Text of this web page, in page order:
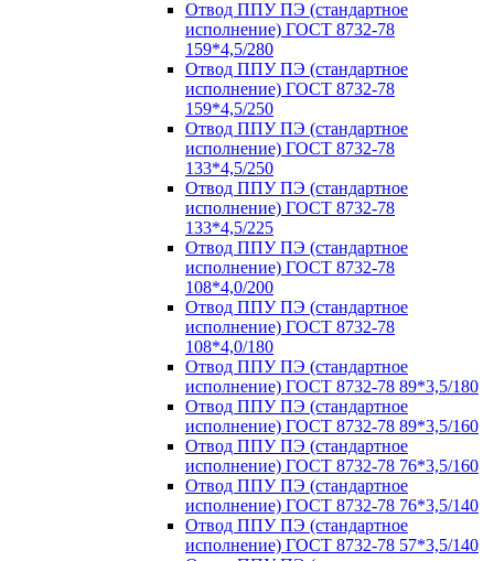
Отвод ППУ ПЭ (стандартное
исполнение) ГОСТ 8732-78
159*4,5/280
Отвод ППУ ПЭ (стандартное
исполнение) ГОСТ 8732-78
159*4,5/250
Отвод ППУ ПЭ (стандартное
исполнение) ГОСТ 8732-78
133*4,5/250
Отвод ППУ ПЭ (стандартное
исполнение) ГОСТ 8732-78
133*4,5/225
Отвод ППУ ПЭ (стандартное
исполнение) ГОСТ 8732-78
108*4,0/200
Отвод ППУ ПЭ (стандартное
исполнение) ГОСТ 8732-78
108*4,0/180
Отвод ППУ ПЭ (стандартное
исполнение) ГОСТ 8732-78 89*3,5/180
Отвод ППУ ПЭ (стандартное
исполнение) ГОСТ 8732-78 89*3,5/160
Отвод ППУ ПЭ (стандартное
исполнение) ГОСТ 8732-78 76*3,5/160
Отвод ППУ ПЭ (стандартное
исполнение) ГОСТ 8732-78 76*3,5/140
Отвод ППУ ПЭ (стандартное
исполнение) ГОСТ 8732-78 57*3,5/140